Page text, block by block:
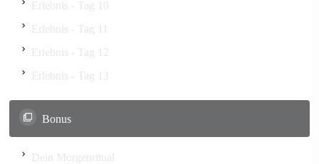
Erlebnis - Tag 10
Erlebnis - Tag 11
Erlebnis - Tag 12
Erlebnis - Tag 13
Bonus
Dein Morgenritual